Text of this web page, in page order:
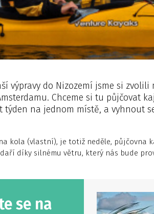
výpravy do Nizozemí jsme si zvolili
Chceme si tu půjčovat
týden na jednom místě, a vyhnout
kola (vlastní), je totiž neděle, půjčovna
díky silnému větru, který nás bude
se na